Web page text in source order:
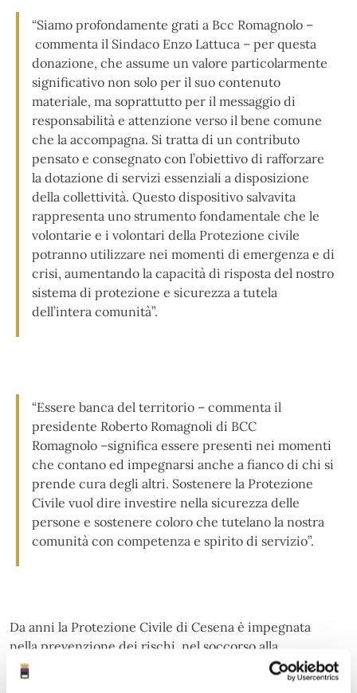
“Siamo profondamente grati a Bcc Romagnolo –
commenta il Sindaco Enzo Lattuca – per questa
donazione, che assume un valore particolarmente
significativo non solo per il suo contenuto
materiale, ma soprattutto per il messaggio di
responsabilità e attenzione verso il bene comune
che la accompagna. Si tratta di un contributo
pensato e consegnato con l’obiettivo di rafforzare
la dotazione di servizi essenziali a disposizione
della collettività. Questo dispositivo salvavita
rappresenta uno strumento fondamentale che le
volontarie e i volontari della Protezione civile
potranno utilizzare nei momenti di emergenza e di
crisi, aumentando la capacità di risposta del nostro
sistema di protezione e sicurezza a tutela
dell’intera comunità”.
“Essere banca del territorio – commenta il
presidente Roberto Romagnoli di BCC
Romagnolo –significa essere presenti nei momenti
che contano ed impegnarsi anche a fianco di chi si
prende cura degli altri. Sostenere la Protezione
Civile vuol dire investire nella sicurezza delle
persone e sostenere coloro che tutelano la nostra
comunità con competenza e spirito di servizio”.
Da anni la Protezione Civile di Cesena è impegnata
nella prevenzione dei rischi, nel soccorso alla
popolazione e nel supporto agli enti locali in situazioni
di emergenza. La disponibilità di un DAE rappresenta un